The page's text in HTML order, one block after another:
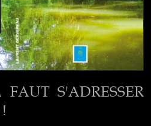
S'ADRESSER